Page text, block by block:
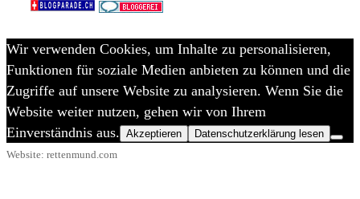
Website: rettenmund.com
Wir verwenden Cookies, um Inhalte zu personalisieren,
Funktionen für soziale Medien anbieten zu können und die
Zugriffe auf unsere Website zu analysieren. Wenn Sie die
Website weiter nutzen, gehen wir von Ihrem
Einverständnis aus. Akzeptieren Datenschutzerklärung lesen